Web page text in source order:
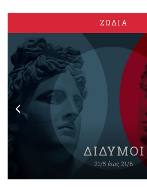
ΖΩΔΙΑ